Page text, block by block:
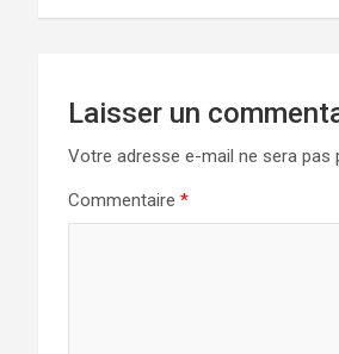
Laisser un
Votre adresse e-mail ne sera pas
Commentaire *